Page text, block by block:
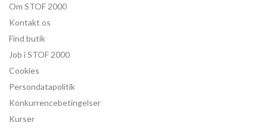
Om STOF 2000
Kontakt os
Find butik
Job i STOF 2000
Cookies
Persondatapolitik
Konkurrencebetingelser
Kurser